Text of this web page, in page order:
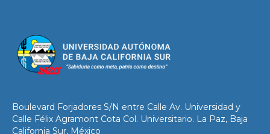
Boulevard Forjadores S/N entre Calle Av. Universidad y
Calle Félix Agramont Cota Col. Universitario. La Paz, Baja
California Sur, México